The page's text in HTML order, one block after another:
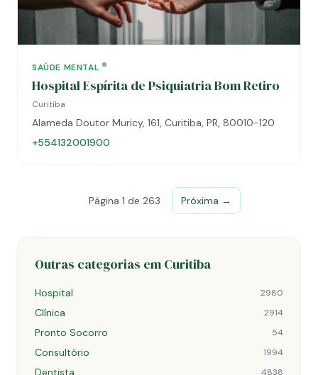
SAÚDE MENTAL
Hospital Espírita de Psiquiatria Bom Retiro
Curitiba
Alameda Doutor Muricy, 161, Curitiba, PR, 80010-120
+554132001900
Página 1 de 263 Próxima →
Outras categorias em Curitiba
Hospital 2980
Clínica 2914
Pronto Socorro 54
Consultório 1994
Dentista 4838